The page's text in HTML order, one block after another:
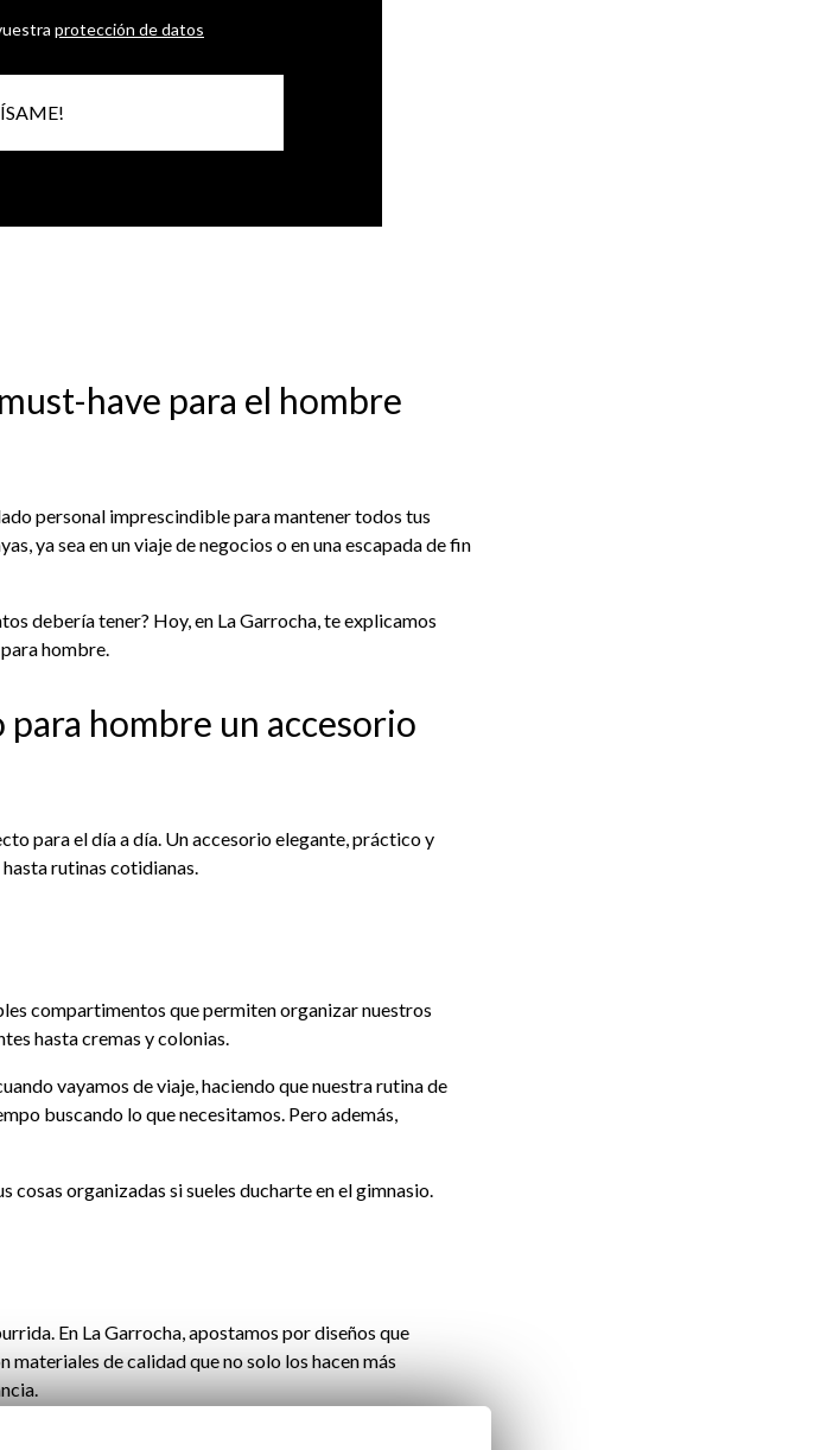
protección de datos
have para el hombre
personal imprescindible para mantener todos tus
ya sea en un viaje de negocios o en una escapada de fin
debería tener? Hoy, en La Garrocha, te explicamos
hombre.
para hombre un accesorio
para el día a día. Un accesorio elegante, práctico y
rutinas cotidianas.
compartimentos que permiten organizar nuestros
hasta cremas y colonias.
vayamos de viaje, haciendo que nuestra rutina de
buscando lo que necesitamos. Pero además,
cosas organizadas si sueles ducharte en el gimnasio.
En La Garrocha, apostamos por diseños que
de calidad que no solo los hacen más